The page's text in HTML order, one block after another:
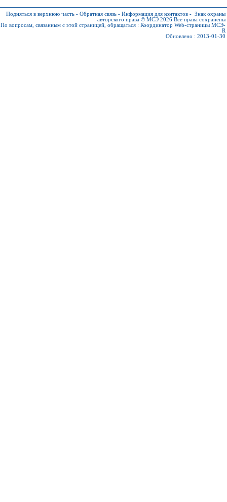
Подняться в верхнюю часть - Обратная связь - Информация для контактов - Знак охраны
авторского права © МСЭ 2026 Все права сохранены
По вопросам, связанным с этой страницей, обращаться : Координатор Web-страницы МСЭ-
R
Обновлено : 2013-01-30